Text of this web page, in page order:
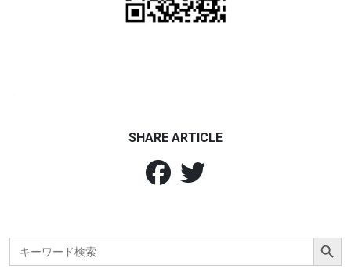
SHARE ARTICLE
Search
for:
Search Button